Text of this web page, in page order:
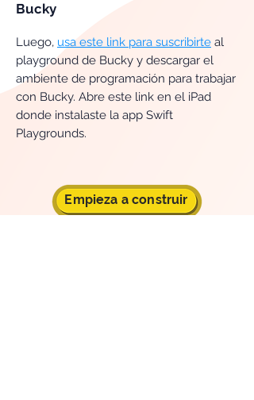
Bucky
Luego, usa este link para suscribirte al
playground de Bucky y descargar el
ambiente de programación para trabajar
con Bucky. Abre este link en el iPad
donde instalaste la app Swift
Playgrounds.
Empieza a construir